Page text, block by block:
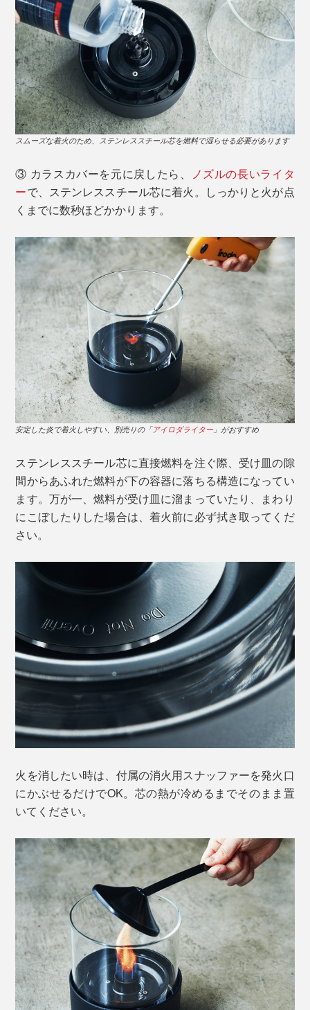
スムーズな着火のため、ステンレススチール芯を燃料で湿らせる必要があります
③ カラスカバーを元に戻したら、
ノズルの長いライタ
ーで、ステンレススチール芯に着火。しっかりと火が点
くまでに数秒ほどかかります。
安定した炎で着火しやすい、別売りの「アイロダライター 」がおすすめ
ステンレススチール芯に直接燃料を注ぐ際、受け皿の隙
間からあふれた燃料が下の容器に落ちる構造になってい
ます。万が一、燃料が受け皿に溜まっていたり、まわり
にこぼしたりした場合は、着火前に必ず拭き取ってくだ
さい。
火を消したい時は、付属の消火用スナッファーを発火口
にかぶせるだけでOK。芯の熱が冷めるまでそのまま置
いてください。